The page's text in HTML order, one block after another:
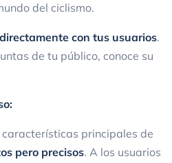
del ciclismo.
con tus usuarios.
de tu público, conoce su
principales de
pero precisos. A los usuarios